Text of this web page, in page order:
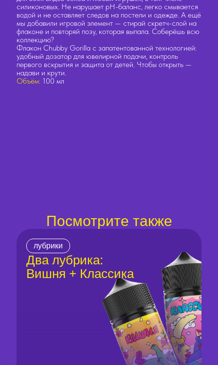
силиконовых. Не нарушает pH-баланс, легко смывается
водой и не оставляет следов на постели и одежде. А ещё
мы добавили игровой элемент — стирай скретч-слой на
флаконе и повторяй позу, которая выпала. Соберёшь всю
коллекцию?
Флакон Chubby Gorilla с запатентованной технологией:
удобный дозатор для ювелирной подачи, контроль
первого вскрытия и защита от детей. Чтобы открыть —
надави и крути.
Объём: 100 мл
Посмотрите также
лубрики
Два лубрика:
Вишня + Классика